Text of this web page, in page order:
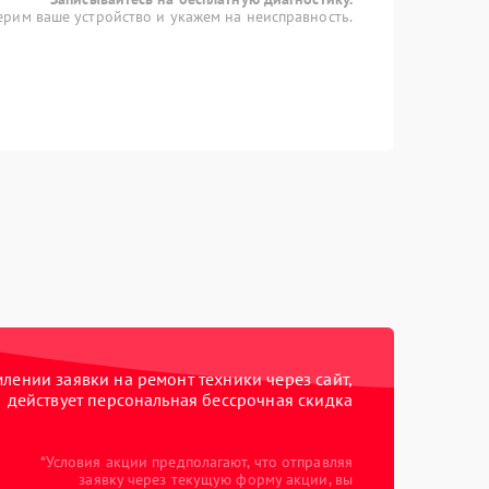
ваше устройство и укажем на неисправность.
заявки на ремонт техники через сайт,
действует персональная бессрочная скидка
*Условия акции предполагают, что отправляя
заявку через текущую форму акции, вы